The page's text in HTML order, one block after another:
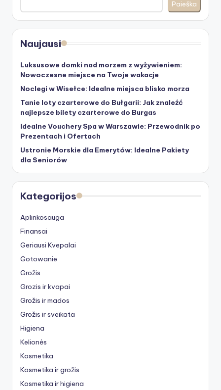
Paieška
Naujausi
Luksusowe domki nad morzem z wyżywieniem:
Nowoczesne miejsce na Twoje wakacje
Noclegi w Wisełce: Idealne miejsca blisko morza
Tanie loty czarterowe do Bułgarii: Jak znaleźć
najlepsze bilety czarterowe do Burgas
Idealne Vouchery Spa w Warszawie: Przewodnik po
Prezentach i Ofertach
Ustronie Morskie dla Emerytów: Idealne Pakiety
dla Seniorów
Kategorijos
Aplinkosauga
Finansai
Geriausi Kvepalai
Gotowanie
Grožis
Grozis ir kvapai
Grožis ir mados
Grožis ir sveikata
Higiena
Kelionės
Kosmetika
Kosmetika ir grožis
Kosmetika ir higiena